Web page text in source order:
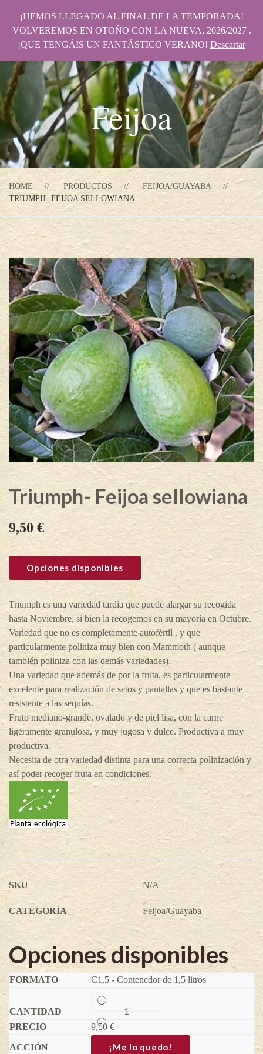
Feijoa
HOME PRODUCTOS
FEIJOA/GUAYABA
TRIUMPH- FEIJOA SELLOWIANA
Triumph- Feijoa sellowiana
9,50€
Opciones disponibles
Triumph es una variedad tardía que puede alargar su recogida
hasta Noviembre, si bien la recogemos en su mayoría en Octubre.
Variedad que no es completamente autofértil , y que
particularmente poliniza muy bien con Mammoth ( aunque
también poliniza con las demás variedades).
Una variedad que además de por la fruta, es particularmente
excelente para realización de setos y pantallas y que es bastante
resistente a las sequías.
Fruto mediano-grande, ovalado y de piel lisa, con la carne
ligeramente granulosa, y muy jugosa y dulce. Productiva a muy
productiva.
Necesita de otra variedad distinta para una correcta polinización y
así poder recoger fruta en condiciones.
SKU N/A
CATEGORÍA Feijoa/Guayaba
Opciones disponibles
C1,5 - Contenedor de 1,5 litros
Triumph-
Feijoa
sellowiana
quantity
9,50 €
¡Me lo quedo!
¡HEMOS LLEGADO AL FINAL DE LA TEMPORADA!
VOLVEREMOS EN OTOÑO CON LA NUEVA, 2026/2027 .
¡QUE TENGÁIS UN FANTÁSTICO VERANO! Descartar